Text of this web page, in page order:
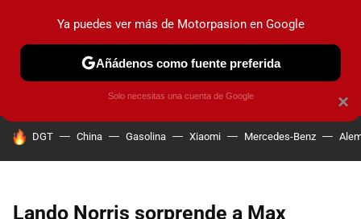
PRUEBAS COCHES ELÉCTRICOS OBSERVATORIO
HOY SE HABLA DE
DGT China Gasolina Xiaomi Mercedes-Benz
Lando Norris sorprende a Max
×
Ya puedes ver más de Motorpasion en Google
Añádenos como fuente preferida
Solo necesitas una cuenta de Google